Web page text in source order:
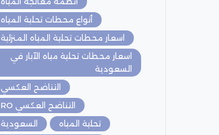
أنواع محطات تحلية المياه
اسعار محطات تحلية المياه المنزلية
اسعار محطات تحلية مياه الآبار في
السعودية
التناضح العكسي
التناضح العكسي RO
السعودية
تحلية المياه